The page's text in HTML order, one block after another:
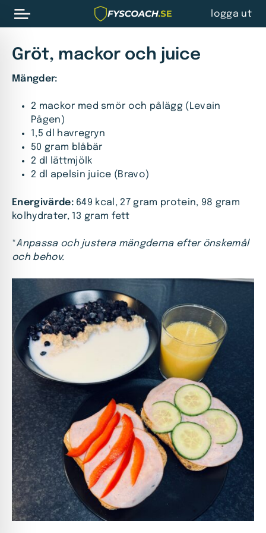
logga ut
Gröt, mackor och juice
Mängder:
2 mackor med smör och pålägg (Levain
Pågen)
1,5 dl havregryn
50 gram blåbär
2 dl lättmjölk
2 dl apelsin juice (Bravo)
Energivärde:649 kcal, 27 gram protein, 98 gram
kolhydrater, 13 gram fett
*Anpassa och justera mängderna efter önskemål
och behov.